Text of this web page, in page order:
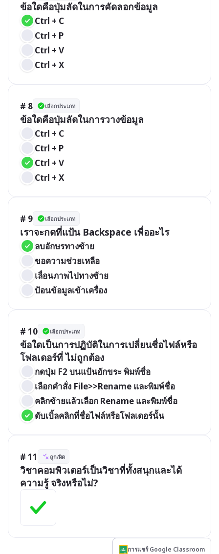
ข้อใดคือปุ่มลัดในการคัดลอกข้อมูล
Ctrl + C
Ctrl + P
Ctrl + V
Ctrl + X
# 8 เลือกประเภท
ข้อใดคือปุ่มลัดในการวางข้อมูล
Ctrl + C
Ctrl + P
Ctrl + V
Ctrl + X
# 9 เลือกประเภท
ลบอักษรทางซ้าย
ขอความช่วยเหลือ
เลื่อนภาพไปทางซ้าย
ป้อนข้อมูลเข้าเครื่อง
# 10 เลือกประเภท
ข้อใดเป็นการปฏิบัติในการเปลี่ยนชื่อไฟล์หรือ
โฟลเดอร์ที่ ไม่ถูกต้อง
กดปุ่ม F2 บนแป้นอักขระ พิมพ์ชื่อ
เลือกคำสั่ง File>>Rename และพิมพ์ชื่อ
คลิกซ้ายแล้วเลือก Rename และพิมพ์ชื่อ
ดับเบิ้ลคลิกที่ชื่อไฟล์หรือโฟลเดอร์นั้น
# 11 ถูก/ผิด
วิชาคอมพิวเตอร์เป็นวิชาที่ทั้งสนุกและได้
ความรู้ จริงหรือไม่?
การแชร์ Google Classroom